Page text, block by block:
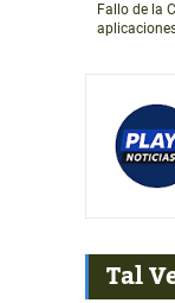
Fallo de la
Tal